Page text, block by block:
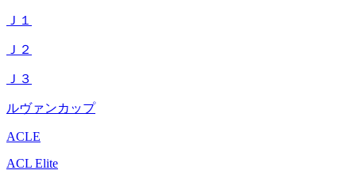
Ｊ１
Ｊ２
Ｊ３
ルヴァンカップ
ACLE
ACL Elite